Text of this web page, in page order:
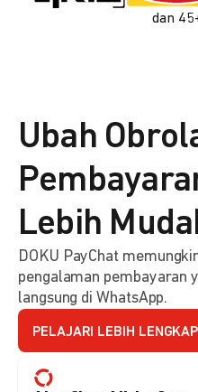
dan
Ubah
Lebih
DOKU PayChat
pengalaman pembayaran
langsung di WhatsApp.
PELAJARI LEBIH LENGKAP